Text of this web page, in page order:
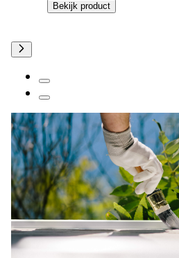
Bekijk product